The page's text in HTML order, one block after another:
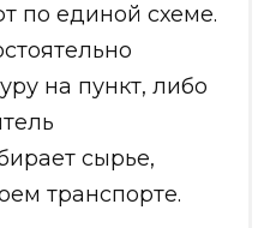
по единой схеме.
на пункт, либо
сырье,
транспорте.